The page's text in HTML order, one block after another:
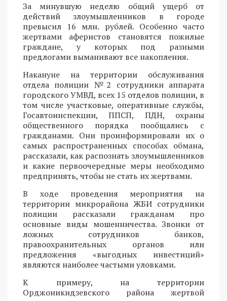
За минувшую неделю общий ущерб от
действий злоумышленников в городе
превысил 16 млн. рублей. Особенно часто
жертвами аферистов становятся пожилые
граждане, у которых под разными
предлогами выманивают все накопления.
Накануне на территории обслуживания
отдела полиции №2 сотрудники аппарата
городского УМВД, всех 15 отделов полиции, в
том числе участковые, оперативные службы,
Госавтоинспекции, ППСП, ПДН, охраны
общественного порядка пообщались с
гражданами. Они проинформировали их о
самых распространенных способах обмана,
рассказали, как распознать злоумышленников
и какие первоочередные меры необходимо
предпринять, чтобы не стать их жертвами.
В ходе проведения мероприятия на
территории микрорайона ЖБИ сотрудники
полиции рассказали гражданам про
основные виды мошенничества. Звонки от
ложных сотрудников банков,
правоохранительных органов или
предложения «выгодных инвестиций»
являются наиболее частыми уловками.
К примеру, на территории
Орджоникидзевского района жертвой